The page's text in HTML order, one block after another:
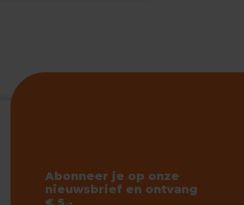
Abonneer je op onze
nieuwsbrief en ontvang